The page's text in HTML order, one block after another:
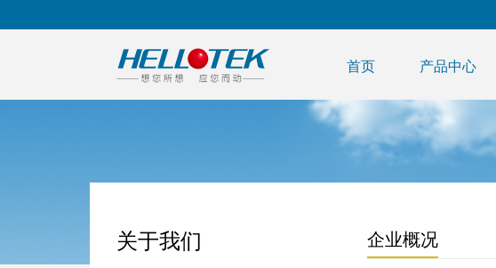
首页 产品中心
关于我们 企业概况